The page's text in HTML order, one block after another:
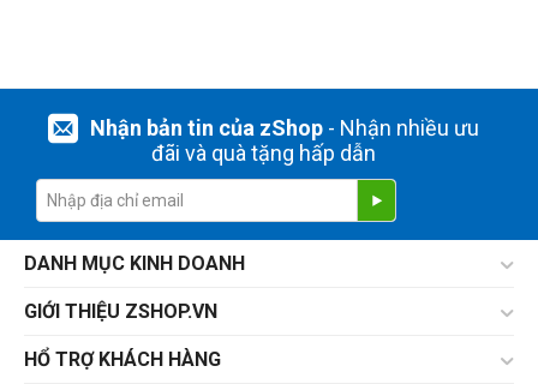
Nhận bản tin của zShop- Nhận nhiều ưu
đãi và quà tặng hấp dẫn
DANH MỤC KINH DOANH
GIỚI THIỆU ZSHOP.VN
HỔ TRỢ KHÁCH HÀNG